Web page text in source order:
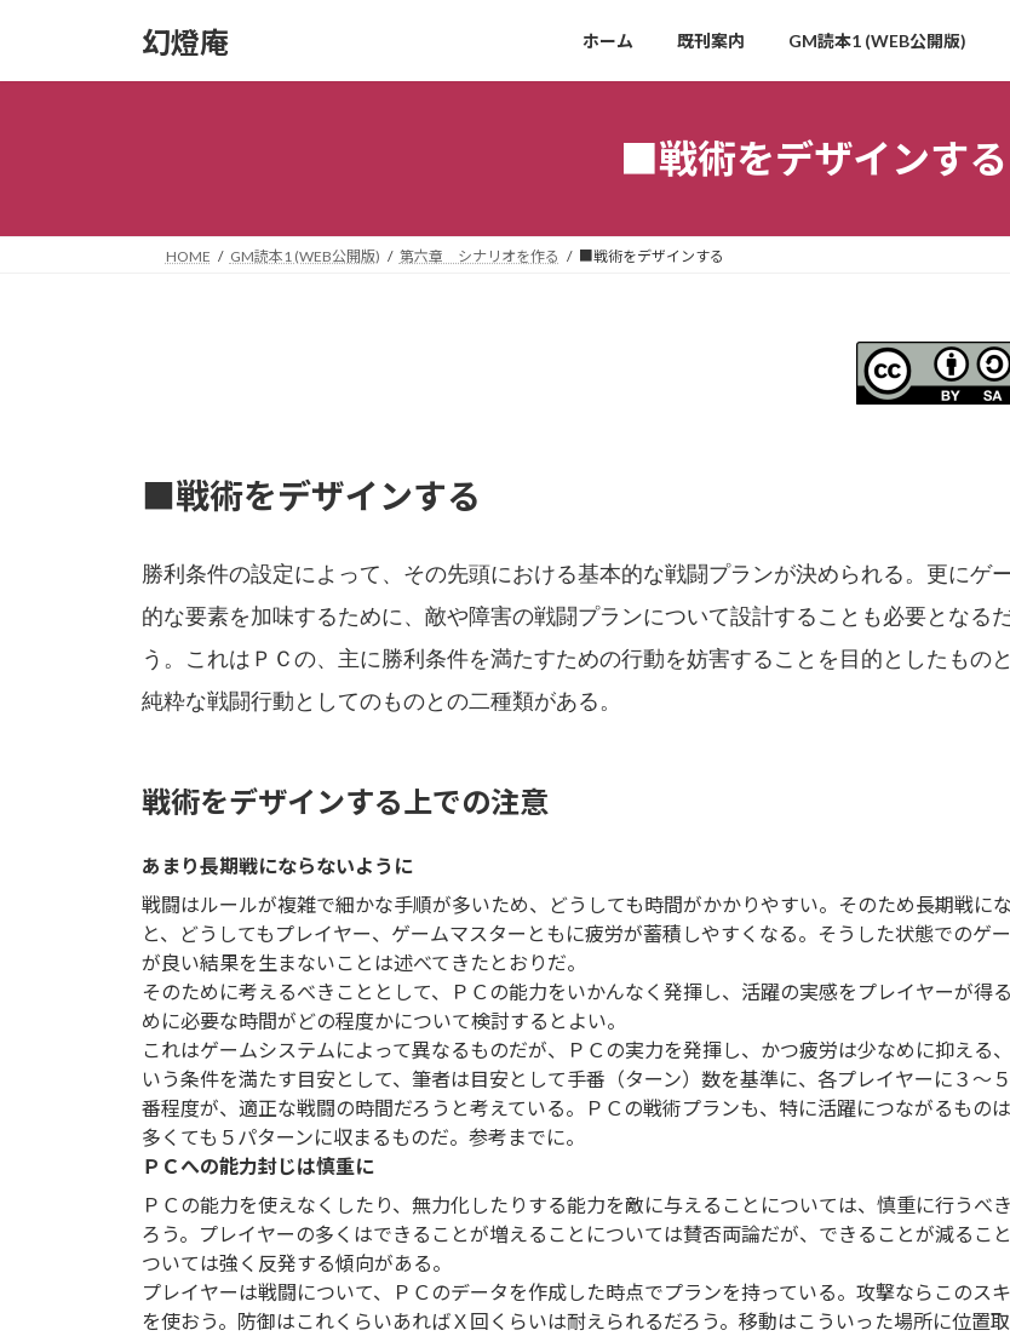
幻燈庵 ホーム 既刊案内 GM読本1 (WEB公開版)
■戦術をデザインする
HOME GM読本1 (WEB公開版) 第六章 シナリオを作る ■戦術をデザインする
■戦術をデザインする
勝利条件の設定によって、その先頭における基本的な戦闘プランが決められる。更にゲ
的な要素を加味するために、敵や障害の戦闘プランについて設計することも必要となる
う。これはＰＣの、主に勝利条件を満たすための行動を妨害することを目的としたものと
純粋な戦闘行動としてのものとの二種類がある。
戦術をデザインする上での注意
あまり長期戦にならないように
戦闘はルールが複雑で細かな手順が多いため、どうしても時間がかかりやすい。そのため長期戦に
と、どうしてもプレイヤー、ゲームマスターともに疲労が蓄積しやすくなる。そうした状態でのゲ
が良い結果を生まないことは述べてきたとおりだ。
そのために考えるべきこととして、ＰＣの能力をいかんなく発揮し、活躍の実感をプレイヤーが得
めに必要な時間がどの程度かについて検討するとよい。
これはゲームシステムによって異なるものだが、ＰＣの実力を発揮し、かつ疲労は少なめに抑える
いう条件を満たす目安として、筆者は目安として手番（ターン）数を基準に、各プレイヤーに３～
番程度が、適正な戦闘の時間だろうと考えている。ＰＣの戦術プランも、特に活躍につながるものは
多くても５パターンに収まるものだ。参考までに。
ＰＣへの能力封じは慎重に
ＰＣの能力を使えなくしたり、無力化したりする能力を敵に与えることについては、慎重に行うべ
ろう。プレイヤーの多くはできることが増えることについては賛否両論だが、できることが減るこ
ついては強く反発する傾向がある。
プレイヤーは戦闘について、ＰＣのデータを作成した時点でプランを持っている。攻撃ならこのス
を使おう。防御はこれくらいあればＸ回くらいは耐えられるだろう。移動はこういった場所に位置